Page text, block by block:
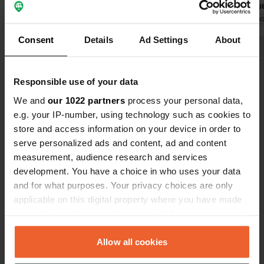
Consent Details Ad Settings About
Responsible use of your data
We and our 1022 partners process your personal data,
e.g. your IP-number, using technology such as cookies to
store and access information on your device in order to
serve personalized ads and content, ad and content
measurement, audience research and services
development. You have a choice in who uses your data
and for what purposes. Your privacy choices are only
applicable on this digital property where you have made
any time from the Cookie Declaration or by clicking on
the Privacy trigger icon.Allow all cookies
Possibilité de commander des
les emplacements A n'offrent pas une
vue imprenable sur le lac ! Location
de canoës, SUP, etc. et snack-bar sur
place. Couchers de soleil féériques ☀️
Personnel accueillant.
toutes les
Boutique,
Traduit par
Contact
Zeltplatz 1A
23974, Boiensdorf, Allemagne
Copie